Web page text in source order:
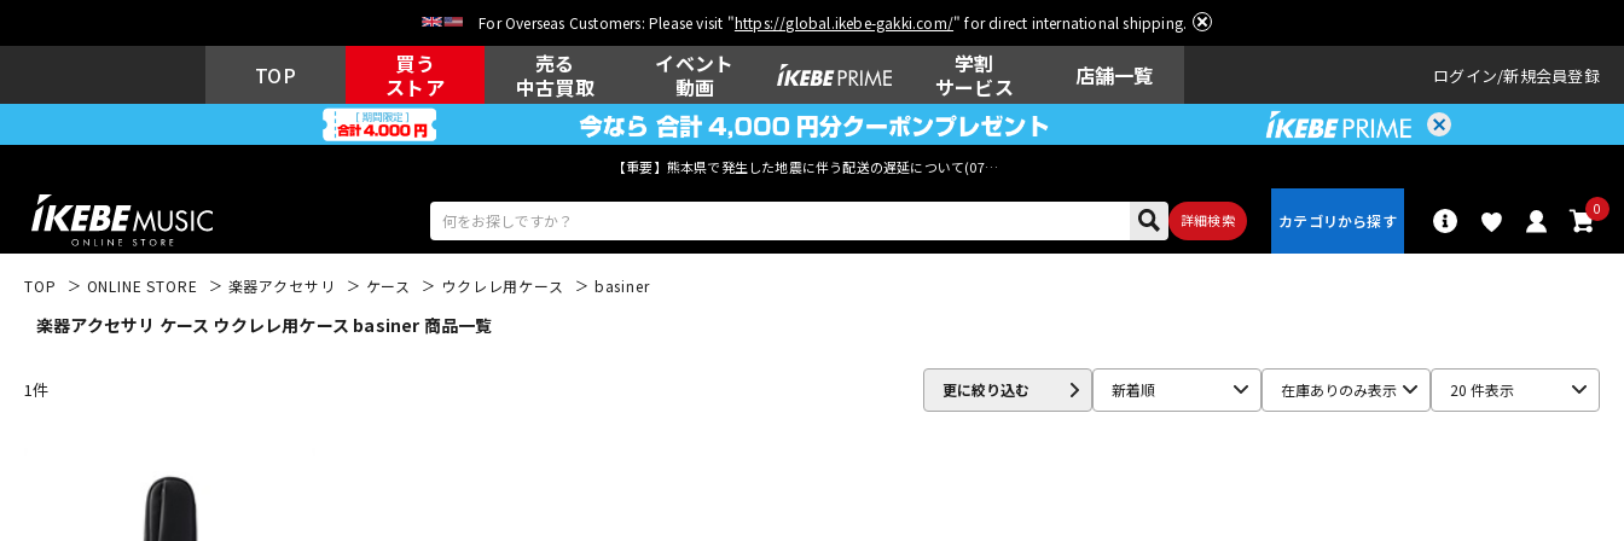
For Overseas Customers: Please visit "https://global.ikebe-gakki.com/" for direct international shipping.
TOP
買う
ストア
売る
中古買取
イベント
動画
学割
サービス
店舗一覧 ログイン 新規会員登録
【重要】熊本県で発生した地震に伴う配送の遅延について(07月29日
詳細検索
0
アコギ/エレ
TOP ONLINE STORE 楽器アクセサリ ケース ウクレレ用ケース basiner
楽器アクセサリ ケース ウクレレ用ケース basiner 商品一覧
1件 更に絞り込む 新着順 在庫ありのみ表示 20 件表示